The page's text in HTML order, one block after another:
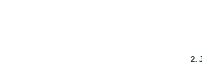
2.